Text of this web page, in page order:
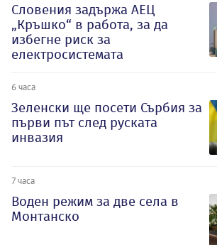
Словения задържа АЕЦ
„Кръшко“ в работа, за да
избегне риск за
електросистемата
6 часа
Зеленски ще посети Сърбия за
първи път след руската
инвазия
7 часа
Воден режим за две села в
Монтанско